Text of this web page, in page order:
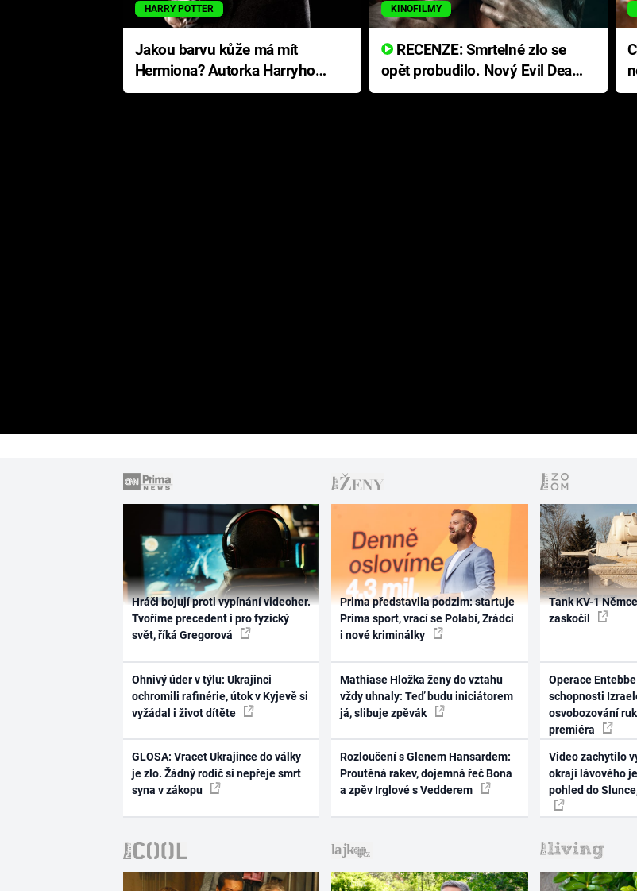
HARRY POTTER
Jakou barvu kůže má mít
Hermiona? Autorka Harryho
Pottera přišla s ráznou
KINOFILMY
RECENZE: Smrtelné zlo se
opět probudilo. Nový Evil Dead
přichází s neodolatelnou
Hráči bojují proti vypínání videoher.
Tvoříme precedent i pro fyzický
svět, říká Gregorová
Ohnivý úder v týlu: Ukrajinci
ochromili rafinérie, útok v Kyjevě si
vyžádal i život dítěte
GLOSA: Vracet Ukrajince do války
je zlo. Žádný rodič si nepřeje smrt
syna v zákopu
Prima představila podzim: startuje
Prima sport, vrací se Polabí, Zrádci
i nové kriminálky
Mathiase Hložka ženy do vztahu
vždy uhnaly: Teď budu iniciátorem
já, slibuje zpěvák
Rozloučení s Glenem Hansardem:
Proutěná rakev, dojemná řeč Bona
a zpěv Irglové s Vedderem
Tank KV-1
zaskočil
Operace
schopnosti
osvobozování
premiéra
Video zachytilo
okraji lávového
pohled do